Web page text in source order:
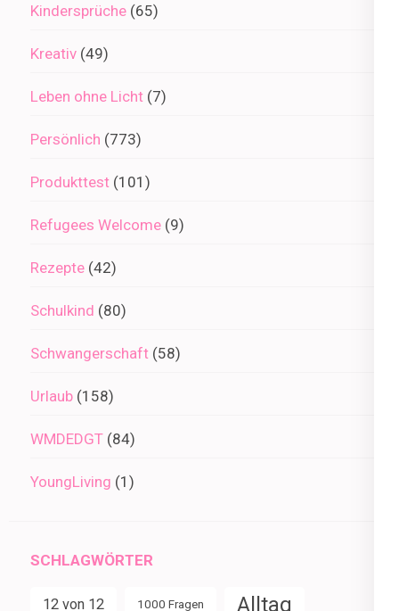
Kindersprüche (65)
Kreativ (49)
Leben ohne Licht (7)
Persönlich (773)
Produkttest (101)
Refugees Welcome (9)
Rezepte (42)
Schulkind (80)
Schwangerschaft (58)
Urlaub (158)
WMDEDGT (84)
YoungLiving (1)
SCHLAGWÖRTER
12 von 12 1000 Fragen Alltag